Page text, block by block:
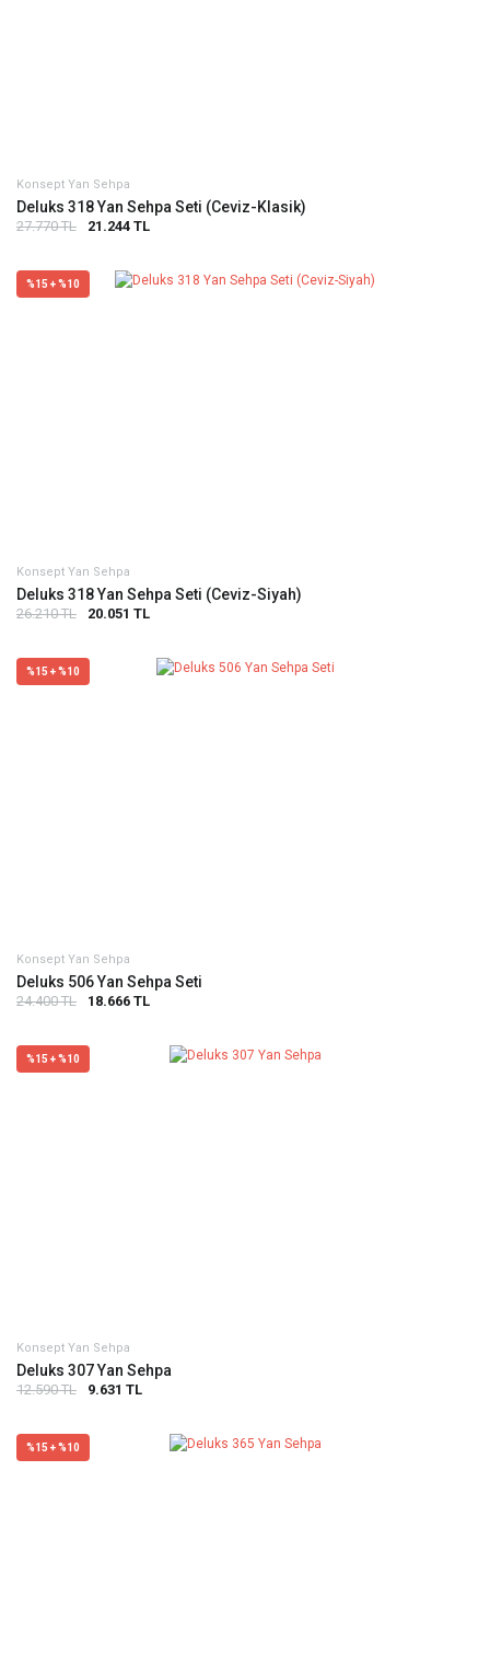
Konsept Yan Sehpa
Deluks 318 Yan Sehpa Seti (Ceviz-Klasik)
27.770 TL 21.244 TL
%15 + %10
Konsept Yan Sehpa
Deluks 318 Yan Sehpa Seti (Ceviz-Siyah)
26.210 TL 20.051 TL
%15 + %10
Konsept Yan Sehpa
Deluks 506 Yan Sehpa Seti
24.400 TL 18.666 TL
%15 + %10
Konsept Yan Sehpa
Deluks 307 Yan Sehpa
12.590 TL 9.631 TL
%15 + %10